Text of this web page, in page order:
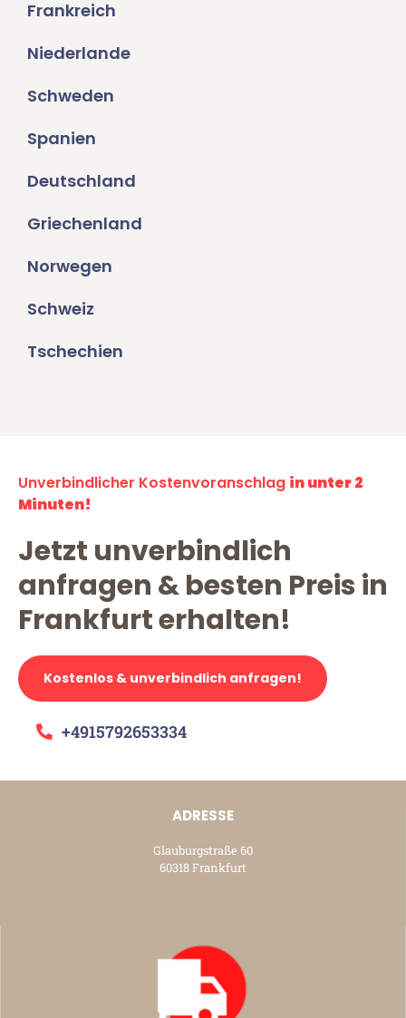
Frankreich
Niederlande
Schweden
Spanien
Deutschland
Griechenland
Norwegen
Schweiz
Tschechien
Unverbindlicher Kostenvoranschlag in unter 2
Minuten!
Jetzt unverbindlich
anfragen & besten Preis in
Frankfurt erhalten!
Kostenlos & unverbindlich anfragen!
+4915792653334
ADRESSE
Glauburgstraße 60
60318 Frankfurt